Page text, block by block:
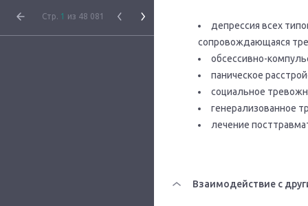
Стр. 1 из 48 081
депрессия всех
сопровождающаяся
обсессивно-
паническое
социальное
генерализованное
лечение
Взаимодействие с